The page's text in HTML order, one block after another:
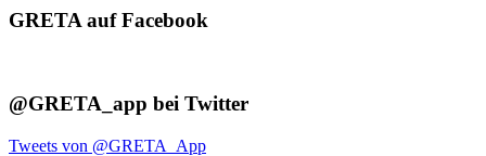
GRETA auf Facebook
@GRETA_app bei Twitter
Tweets von @GRETA_App